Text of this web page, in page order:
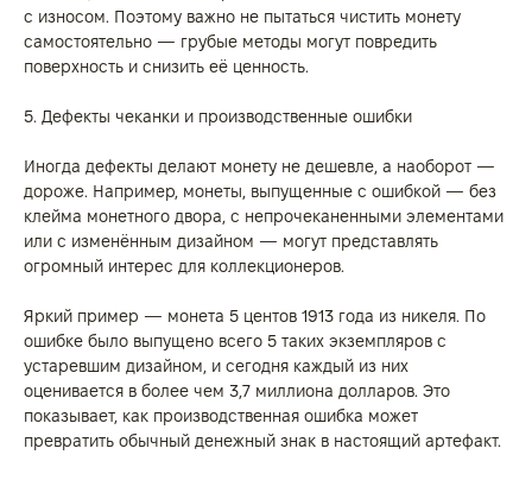
с износом. Поэтому важно не пытаться чистить монету
самостоятельно — грубые методы могут повредить
поверхность и снизить её ценность.
5. Дефекты чеканки и производственные ошибки
Иногда дефекты делают монету не дешевле, а наоборот —
дороже. Например, монеты, выпущенные с ошибкой — без
клейма монетного двора, с непрочеканенными элементами
или с изменённым дизайном — могут представлять
огромный интерес для коллекционеров.
Яркий пример — монета 5 центов 1913 года из никеля. По
ошибке было выпущено всего 5 таких экземпляров с
устаревшим дизайном, и сегодня каждый из них
оценивается в более чем 3,7 миллиона долларов. Это
показывает, как производственная ошибка может
превратить обычный денежный знак в настоящий артефакт.